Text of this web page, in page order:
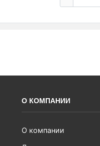
О КОМПАНИИ
О компании